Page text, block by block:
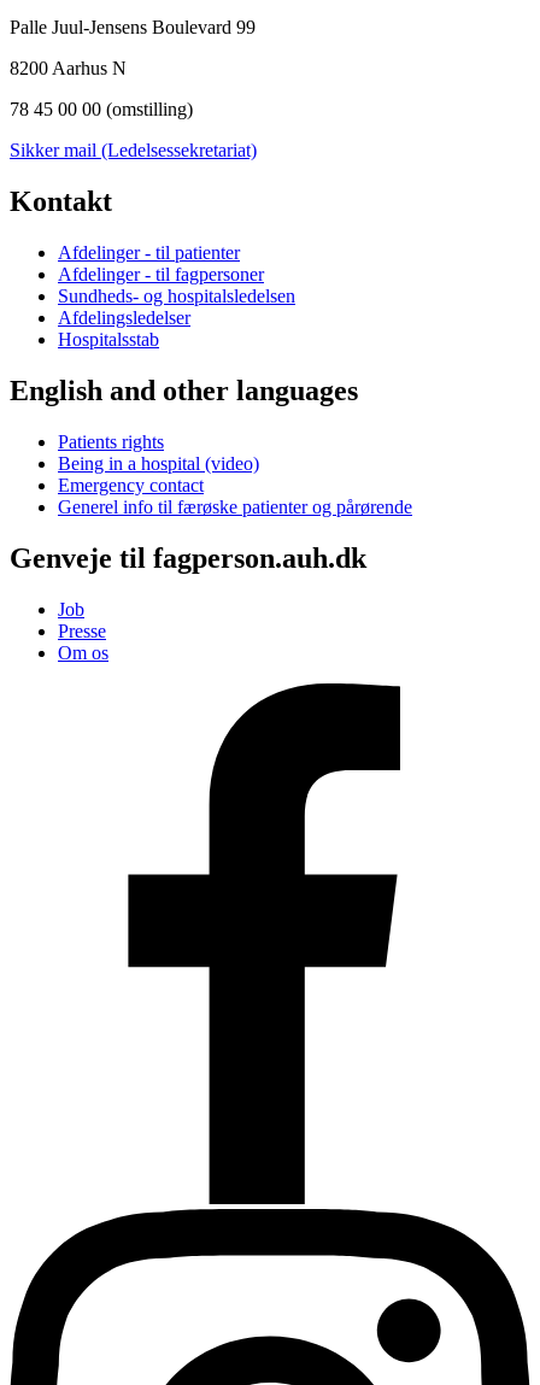
Palle Juul-Jensens Boulevard 99
8200 Aarhus N
78 45 00 00 (omstilling)
Sikker mail (Ledelsessekretariat)
Kontakt
Afdelinger - til patienter
Afdelinger - til fagpersoner
Sundheds- og hospitalsledelsen
Afdelingsledelser
Hospitalsstab
English and other languages
Patients rights
Being in a hospital (video)
Emergency contact
Generel info til færøske patienter og pårørende
Genveje til fagperson.auh.dk
Job
Presse
Om os